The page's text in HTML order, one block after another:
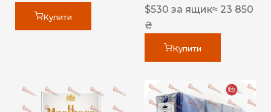
Купити
$530 за ящик≈ 23 850
₴
Купити